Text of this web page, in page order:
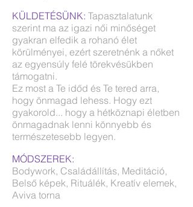
KÜLDETÉSÜNK: Tapasztalatunk
szerint ma az igazi női minőséget
gyakran elfedik a rohanó élet
körülményei, ezért szeretnénk a nőket
az egyensúly felé törekvésükben
támogatni.
Ez most a Te időd és Te tered arra,
hogy önmagad lehess. Hogy ezt
gyakorold... hogy a hétköznapi életben
önmagadnak lenni könnyebb és
természetesebb legyen.
MÓDSZEREK:
Bodywork, Családállítás, Meditáció,
Belső képek, Rituálék, Kreatív elemek,
Aviva torna